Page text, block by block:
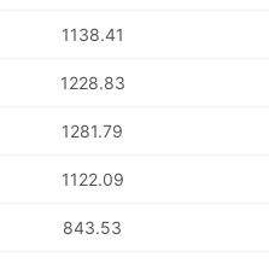
1138.41
1228.83
1281.79
1122.09
843.53